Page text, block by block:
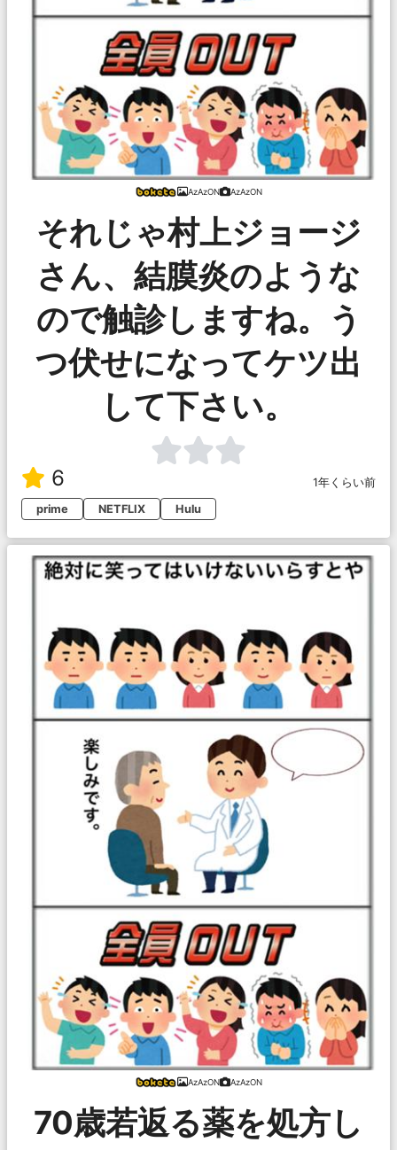
AzAzON AzAzON
それじゃ村上ジョージ
さん、結膜炎のような
ので触診しますね。う
つ伏せになってケツ出
して下さい。
6
1年くらい前
prime
NETFLIX Hulu
AzAzON AzAzON
70歳若返る薬を処方し